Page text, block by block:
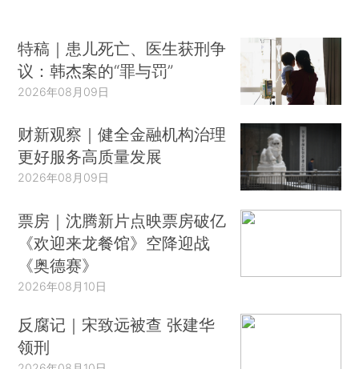
特稿｜患儿死亡、医生获刑争
议：韩杰案的“罪与罚”
2026年08月09日
财新观察｜健全金融机构治理
更好服务高质量发展
2026年08月09日
票房｜沈腾新片点映票房破亿
《欢迎来龙餐馆》空降迎战
《奥德赛》
2026年08月10日
反腐记｜宋致远被查 张建华
领刑